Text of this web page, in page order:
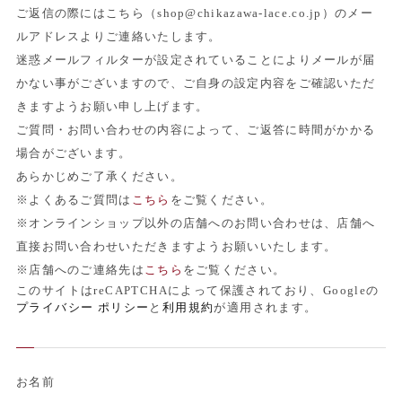
ご返信の際にはこちら（shop@chikazawa-lace.co.jp）のメー
ルアドレスよりご連絡いたします。
迷惑メールフィルターが設定されていることによりメールが届
かない事がございますので、ご自身の設定内容をご確認いただ
きますようお願い申し上げます。
ご質問・お問い合わせの内容によって、ご返答に時間がかかる
場合がございます。
あらかじめご了承ください。
※よくあるご質問は こちら をご覧ください。
※オンラインショップ以外の店舗へのお問い合わせは、店舗へ
直接お問い合わせいただきますようお願いいたします。
※店舗へのご連絡先は こちら をご覧ください。
このサイトはreCAPTCHAによって保護されており、Googleの
プライバシー ポリシー と 利用規約が適用されます。
お名前